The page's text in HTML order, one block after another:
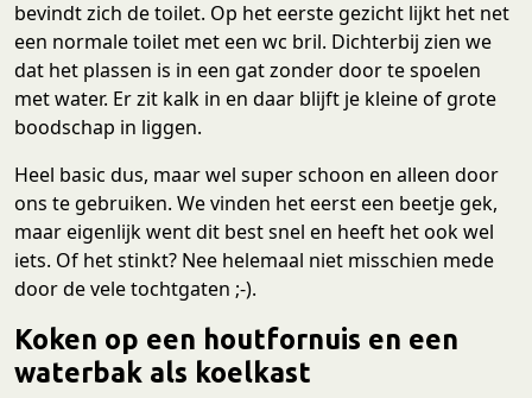
bevindt zich de toilet. Op het eerste gezicht lijkt het net
een normale toilet met een wc bril. Dichterbij zien we
dat het plassen is in een gat zonder door te spoelen
met water. Er zit kalk in en daar blijft je kleine of grote
boodschap in liggen.
Heel basic dus, maar wel super schoon en alleen door
ons te gebruiken. We vinden het eerst een beetje gek,
maar eigenlijk went dit best snel en heeft het ook wel
iets. Of het stinkt? Nee helemaal niet misschien mede
door de vele tochtgaten ;-).
Koken op een houtfornuis en een
waterbak als koelkast